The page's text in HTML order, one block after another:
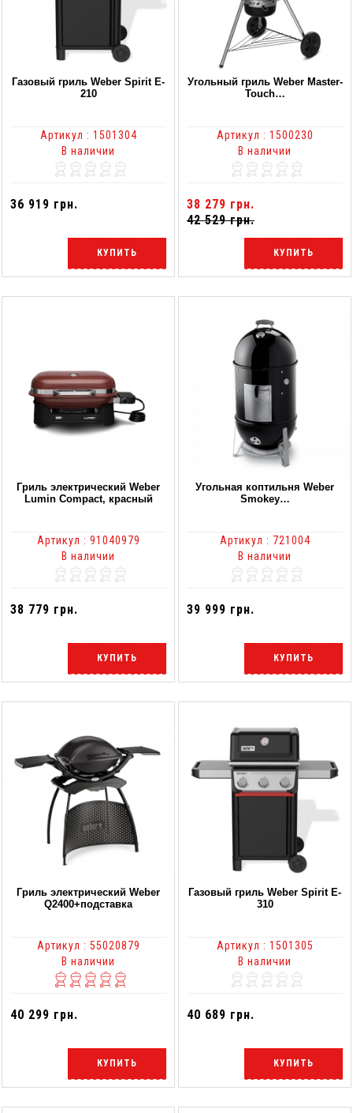
Газовый гриль Weber Spirit E-
210
Артикул : 1501304
В наличии
36 919 грн.
КУПИТЬ
Угольный гриль Weber Master-
Touch…
Артикул : 1500230
В наличии
38 279 грн.
42 529 грн.
КУПИТЬ
Гриль электрический Weber
Lumin Compact, красный
Артикул : 91040979
В наличии
38 779 грн.
КУПИТЬ
Угольная коптильня Weber
Smokey…
Артикул : 721004
В наличии
39 999 грн.
КУПИТЬ
Гриль электрический Weber
Q2400+подставка
Артикул : 55020879
В наличии
40 299 грн.
КУПИТЬ
Газовый гриль Weber Spirit E-
310
Артикул : 1501305
В наличии
40 689 грн.
КУПИТЬ